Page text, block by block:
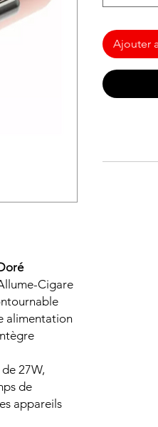
Cigare
alimentation
27W,
de
appareils
Ajouter